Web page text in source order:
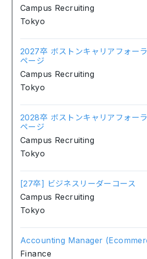
Campus Recruiting
Tokyo
2027卒 ボストンキャリアフォー
ページ
Campus Recruiting
Tokyo
2028卒 ボストンキャリアフォー
ページ
Campus Recruiting
Tokyo
[27卒] ビジネスリーダーコース
Campus Recruiting
Tokyo
Accounting Manager
Finance